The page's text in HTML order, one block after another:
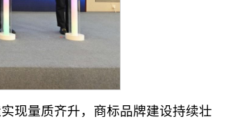
现量质齐升，商标品牌建设持续壮